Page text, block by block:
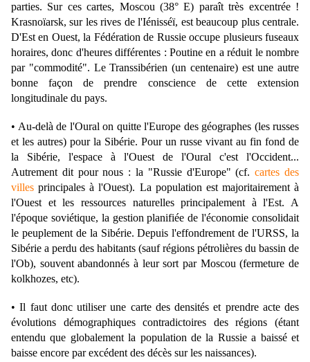
parties. Sur ces cartes, Moscou (38° E) paraît très excentrée !
Krasnoïarsk, sur les rives de l'Iénisséï, est beaucoup plus centrale.
D'Est en Ouest, la Fédération de Russie occupe plusieurs fuseaux
horaires, donc d'heures différentes : Poutine en a réduit le nombre
par "commodité". Le Transsibérien (un centenaire) est une autre
bonne façon de prendre conscience de cette extension
longitudinale du pays.
• Au-delà de l'Oural on quitte l'Europe des géographes (les russes
et les autres) pour la Sibérie. Pour un russe vivant au fin fond de
la Sibérie, l'espace à l'Ouest de l'Oural c'est l'Occident...
Autrement dit pour nous : la "Russie d'Europe" (cf.cartes des
villes principales à l'Ouest). La population est majoritairement à
l'Ouest et les ressources naturelles principalement à l'Est. A
l'époque soviétique, la gestion planifiée de l'économie consolidait
le peuplement de la Sibérie. Depuis l'effondrement de l'URSS, la
Sibérie a perdu des habitants (sauf régions pétrolières du bassin de
l'Ob), souvent abandonnés à leur sort par Moscou (fermeture de
kolkhozes, etc).
• Il faut donc utiliser une carte des densités et prendre acte des
évolutions démographiques contradictoires des régions (étant
entendu que globalement la population de la Russie a baissé et
baisse encore par excédent des décès sur les naissances).